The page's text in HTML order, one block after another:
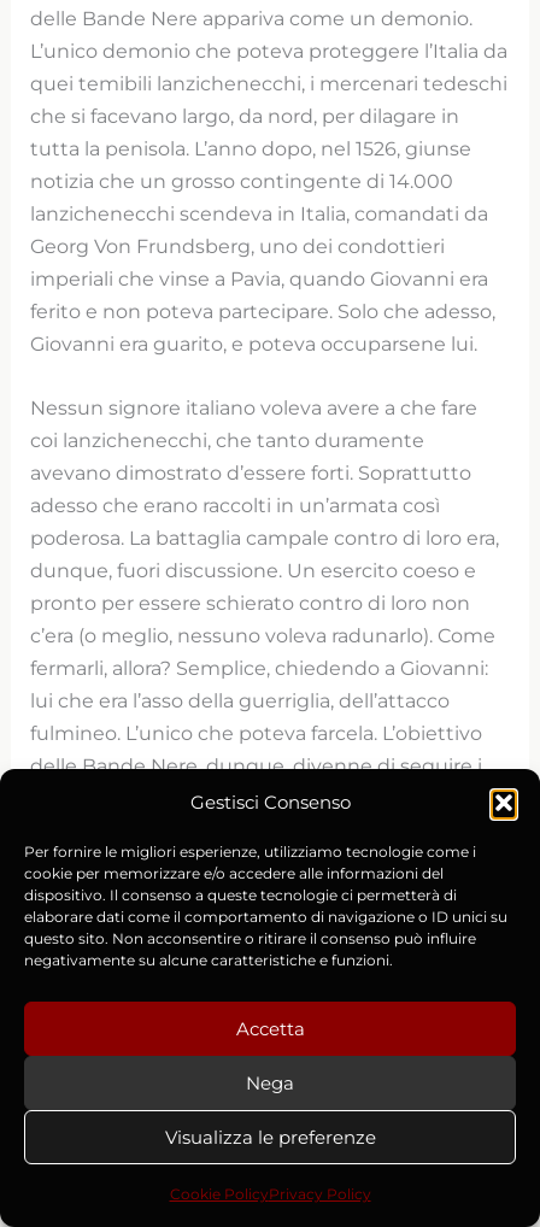
Gestisci Consenso
Per fornire le migliori esperienze, utilizziamo tecnologie come i
cookie per memorizzare e/o accedere alle informazioni del
dispositivo. Il consenso a queste tecnologie ci permetterà di
elaborare dati come il comportamento di navigazione o ID unici su
questo sito. Non acconsentire o ritirare il consenso può influire
negativamente su alcune caratteristiche e funzioni.
Accetta
Nega
Visualizza le preferenze
Cookie PolicyPrivacy Policy
delle Bande Nere appariva come un demonio.
L’unico demonio che poteva proteggere l’Italia da
quei temibili lanzichenecchi, i mercenari tedeschi
che si facevano largo, da nord, per dilagare in
tutta la penisola. L’anno dopo, nel 1526, giunse
notizia che un grosso contingente di 14.000
lanzichenecchi scendeva in Italia, comandati da
Georg Von Frundsberg, uno dei condottieri
imperiali che vinse a Pavia, quando Giovanni era
ferito e non poteva partecipare. Solo che adesso,
Giovanni era guarito, e poteva occuparsene lui.
Nessun signore italiano voleva avere a che fare
coi lanzichenecchi, che tanto duramente
avevano dimostrato d’essere forti. Soprattutto
adesso che erano raccolti in un’armata così
poderosa. La battaglia campale contro di loro era,
dunque, fuori discussione. Un esercito coeso e
pronto per essere schierato contro di loro non
c’era (o meglio, nessuno voleva radunarlo). Come
fermarli, allora? Semplice, chiedendo a Giovanni:
lui che era l’asso della guerriglia, dell’attacco
fulmineo. L’unico che poteva farcela. L’obiettivo
delle Bande Nere, dunque, divenne di seguire i
lanzichenecchi e fiaccarli, dissanguarli
aggredisce quell’esercito superiore a lui di tre,
quattro volte, colpendone la retroguardia,
massacrando migliaia di Lanzichenecchi prima
che arrivino al Po. Il Gran Diavolo diventa la
non vi è alcun modo di batterlo se non col
sotterfugio. Giovanni, fino a quel momento
sapeva come muoversi e come colpire il nemico
perché ne conosceva le tattiche e le
lanzichenecchi non avevano pezzi d’artiglieria. Ma